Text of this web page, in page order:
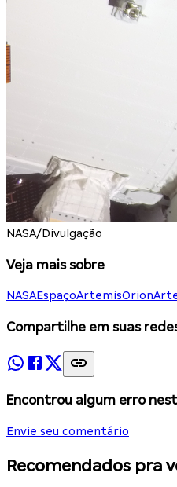
NASA/Divulgação
Veja mais sobre
NASAEspaçoArtemisOrion
Compartilhe em suas
Encontrou algum erro
Envie seu comentário
Recomendados pra